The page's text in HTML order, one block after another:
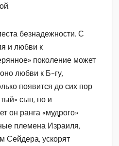
безнадежности. С
и любви к
поколение может
любви к Б-гу,
появится до сих пор
сын, но и
он ранга «мудрого»
племена Израиля,
Сейдера, ускорят